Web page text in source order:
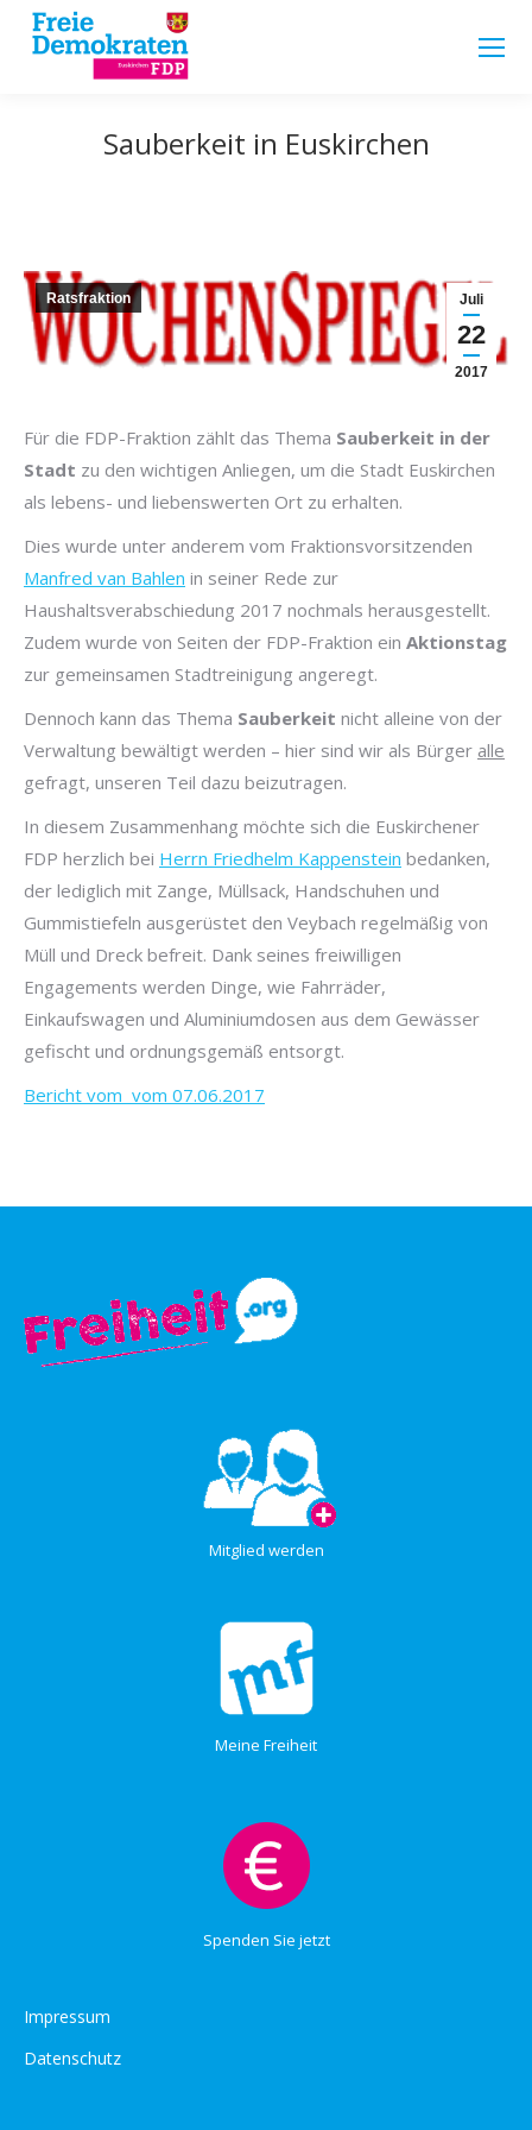
Sauberkeit in Euskirchen
Juli
22
2017
Ratsfraktion
Für die FDP-Fraktion zählt das Thema Sauberkeit in der
Stadt zu den wichtigen Anliegen, um die Stadt Euskirchen
als lebens- und liebenswerten Ort zu erhalten.
Dies wurde unter anderem vom Fraktionsvorsitzenden
Manfred van Bahlen in seiner Rede zur
Haushaltsverabschiedung 2017 nochmals herausgestellt.
Zudem wurde von Seiten der FDP-Fraktion ein Aktionstag
zur gemeinsamen Stadtreinigung angeregt.
Dennoch kann das Thema Sauberkeit nicht alleine von der
Verwaltung bewältigt werden – hier sind wir als Bürger alle
gefragt, unseren Teil dazu beizutragen.
In diesem Zusammenhang möchte sich die Euskirchener
FDP herzlich bei Herrn Friedhelm Kappenstein bedanken,
der lediglich mit Zange, Müllsack, Handschuhen und
Gummistiefeln ausgerüstet den Veybach regelmäßig von
Müll und Dreck befreit. Dank seines freiwilligen
Engagements werden Dinge, wie Fahrräder,
Einkaufswagen und Aluminiumdosen aus dem Gewässer
gefischt und ordnungsgemäß entsorgt.
Bericht vom vom 07.06.2017
Mitglied werden
Meine Freiheit
Spenden Sie jetzt
Impressum
Datenschutz